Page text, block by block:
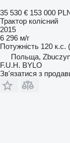
35 530 € 153 000
Трактор колісний
2015
6 296 м/г
Потужність 120 к.с.
Польща,
F.U.H. BYLO
Зв'язатися з